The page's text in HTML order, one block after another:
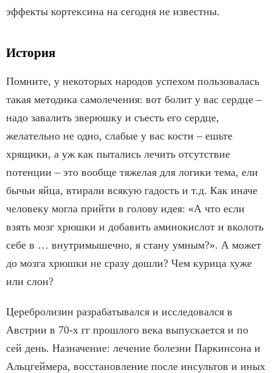
эффекты кортексина на сегодня не известны.
История
Помните, у некоторых народов успехом пользовалась
такая методика самолечения: вот болит у вас сердце –
надо завалить зверюшку и съесть его сердце,
желательно не одно, слабые у вас кости – ешьте
хрящики, а уж как пытались лечить отсутствие
потенции – это вообще тяжелая для логики тема, ели
бычьи яйца, втирали всякую гадость и т.д. Как иначе
человеку могла прийти в голову идея: «А что если
взять мозг хрюшки и добавить аминокислот и вколоть
себе в … внутримышечно, я стану умным?». А может
до мозга хрюшки не сразу дошли? Чем курица хуже
или слон?
Церебролизин разрабатывался и исследовался в
Австрии в 70-х гг прошлого века выпускается и по
сей день. Назначение: лечение болезни Паркинсона и
Альцгеймера, восстановление после инсультов и иных